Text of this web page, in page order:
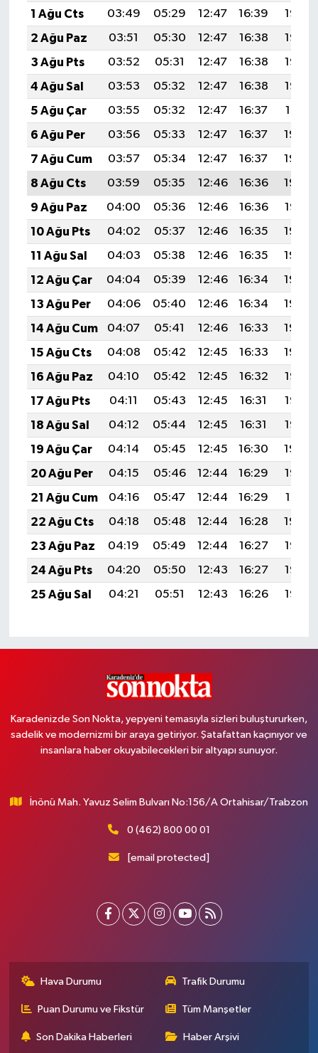
1 Ağu Cts
03:49 05:29 12:47 16:39
19:56
2 Ağu Paz
03:51 05:30 12:47 16:38
19:55
3 Ağu Pts
03:52 05:31 12:47 16:38
19:53
4 Ağu Sal
03:53 05:32 12:47 16:38
19:52
5 Ağu Çar
03:55 05:32 12:47 16:37
19:51
6 Ağu Per
03:56 05:33 12:47 16:37
19:50
7 Ağu Cum
03:57 05:34 12:47 16:37
19:49
8 Ağu Cts
03:59 05:35 12:46 16:36
19:48
9 Ağu Paz
04:00 05:36 12:46 16:36
19:47
10 Ağu Pts
04:02 05:37 12:46 16:35
19:46
11 Ağu Sal
04:03 05:38 12:46 16:35
19:44
12 Ağu Çar
04:04 05:39 12:46 16:34
19:43
13 Ağu Per
04:06 05:40 12:46 16:34
19:42
14 Ağu Cum
04:07 05:41 12:46 16:33
19:40
15 Ağu Cts
04:08 05:42 12:45 16:33
19:39
16 Ağu Paz
04:10 05:42 12:45 16:32
19:38
17 Ağu Pts
04:11 05:43 12:45 16:31
19:37
18 Ağu Sal
04:12 05:44 12:45 16:31
19:35
19 Ağu Çar
04:14 05:45 12:45 16:30
19:34
20 Ağu Per
04:15 05:46 12:44 16:29
19:32
21 Ağu Cum
04:16 05:47 12:44 16:29
19:31
22 Ağu Cts
04:18 05:48 12:44 16:28
19:30
23 Ağu Paz
04:19 05:49 12:44 16:27
19:28
24 Ağu Pts
04:20 05:50 12:43 16:27
19:27
25 Ağu Sal
04:21 05:51 12:43 16:26 19:25
Karadenizde Son Nokta, yepyeni temasıyla sizleri buluştururken,
sadelik ve modernizmi bir araya getiriyor. Şatafattan kaçınıyor ve
insanlara haber okuyabilecekleri bir altyapı sunuyor.
İnönü Mah. Yavuz Selim Bulvarı No:156/A Ortahisar/Trabzon
0 (462) 800 00 01
[email protected]
Hava Durumu Trafik Durumu
Puan Durumu ve Fikstür Tüm Manşetler
Son Dakika Haberleri Haber Arşivi